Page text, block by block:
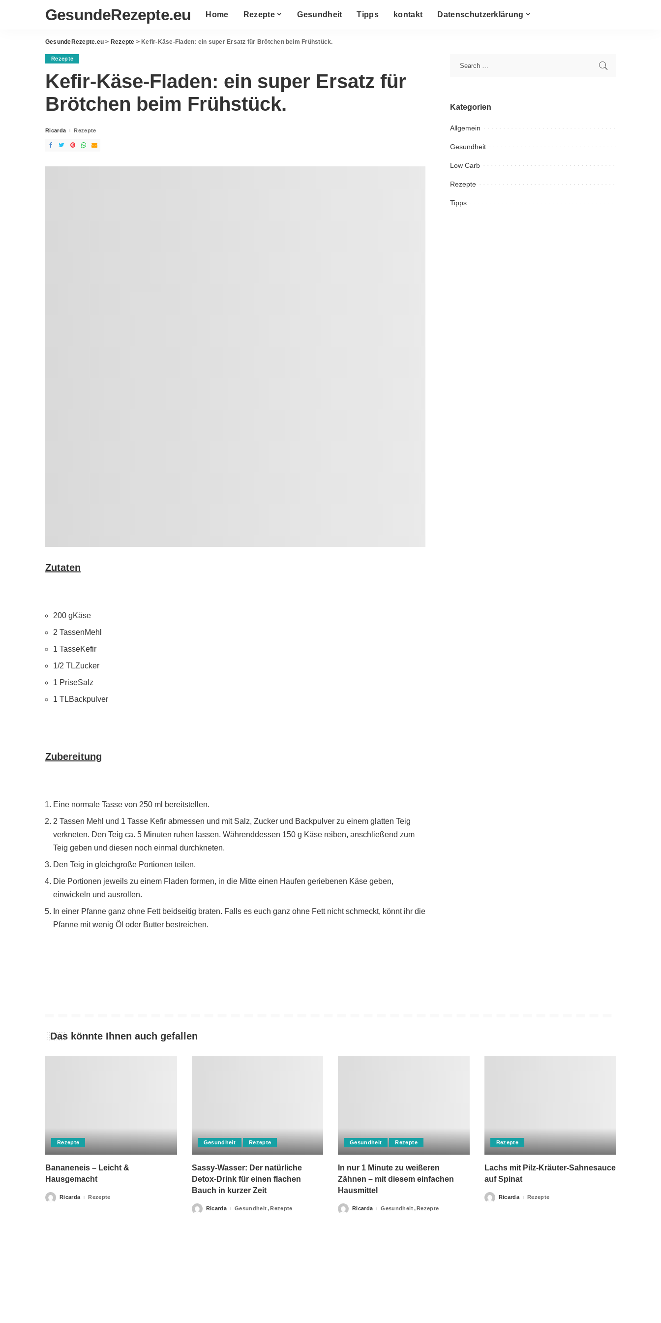
GesundeRezepte.eu Home Rezepte Gesundheit Tipps kontakt Datenschutzerklärung
GesundeRezepte.eu > Rezepte > Kefir-Käse-Fladen: ein super Ersatz für Brötchen beim Frühstück.
Rezepte
Kefir-Käse-Fladen: ein super Ersatz für
Brötchen beim Frühstück.
Posted
Ricarda Rezepte
Zutaten
200 gKäse
2 TassenMehl
1 TasseKefir
1/2 TLZucker
1 PriseSalz
1 TLBackpulver
Zubereitung
Eine normale Tasse von 250 ml bereitstellen.
2 Tassen Mehl und 1 Tasse Kefir abmessen und mit Salz, Zucker und Backpulver zu einem glatten Teig
verkneten. Den Teig ca. 5 Minuten ruhen lassen. Währenddessen 150 g Käse reiben, anschließend zum
Teig geben und diesen noch einmal durchkneten.
Den Teig in gleichgroße Portionen teilen.
Die Portionen jeweils zu einem Fladen formen, in die Mitte einen Haufen geriebenen Käse geben,
einwickeln und ausrollen.
In einer Pfanne ganz ohne Fett beidseitig braten. Falls es euch ganz ohne Fett nicht schmeckt, könnt ihr die
Pfanne mit wenig Öl oder Butter bestreichen.
Kategorien
Allgemein
Gesundheit
Low Carb
Rezepte
Tipps
Das könnte Ihnen auch gefallen
Rezepte
Bananeneis – Leicht &
Hausgemacht
PostedRicarda Rezepte
Gesundheit Rezepte
Sassy-Wasser: Der natürliche
Detox-Drink für einen flachen
Bauch in kurzer Zeit
PostedRicarda Gesundheit Rezepte
Gesundheit Rezepte
In nur 1 Minute zu weißeren
Zähnen – mit diesem einfachen
Hausmittel
PostedRicarda Gesundheit Rezepte
Rezepte
Lachs mit Pilz-Kräuter-Sahnesauce
auf Spinat
PostedRicarda Rezepte